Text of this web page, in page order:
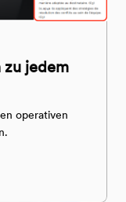
zu jedem
operativen